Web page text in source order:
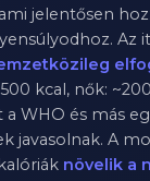
jelentősen
Az
kcal, nők:
WHO és más
javasolnak. A
növelik a